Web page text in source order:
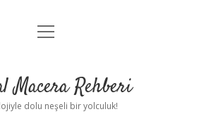
Anasayfa
Yasal Uyarı
menüyü
Macera Rehberi
dolu neşeli bir yolculuk!